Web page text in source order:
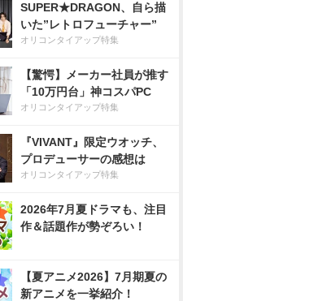
SUPER★DRAGON、自ら描
いた”レトロフューチャー”
オリコンタイアップ特集
【驚愕】メーカー社員が推す
「10万円台」神コスパPC
オリコンタイアップ特集
『VIVANT』限定ウオッチ、
プロデューサーの感想は
オリコンタイアップ特集
2026年7月夏ドラマも、注目
作＆話題作が勢ぞろい！
【夏アニメ2026】7月期夏の
新アニメを一挙紹介！